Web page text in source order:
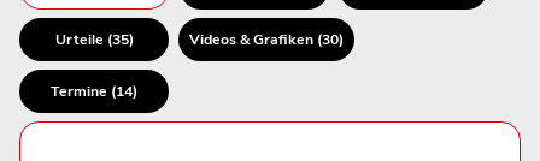
Urteile (35) Videos & Grafiken (30)
Termine (14)